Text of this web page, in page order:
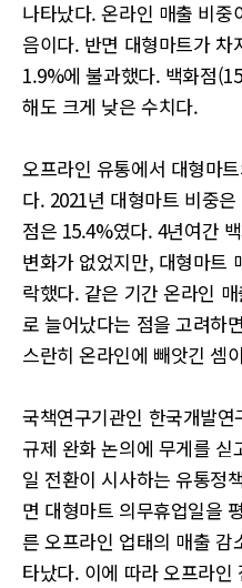
나타났다. 온라인 매출 비
음이다. 반면 대형마트가
1.9%에 불과했다. 백화점
해도 크게 낮은 수치다.
오프라인 유통에서 대형마
다. 2021년 대형마트 비중
점은 15.4%였다. 4년여간
변화가 없었지만, 대형마트
락했다. 같은 기간 온라인
로 늘어났다는 점을 고려하
스란히 온라인에 빼앗긴 셈
국책연구기관인 한국개발
규제 완화 논의에 무게를
일 전환이 시사하는 유통정
면 대형마트 의무휴업일을
른 오프라인 업태의 매출
타났다. 이에 따라 오프라